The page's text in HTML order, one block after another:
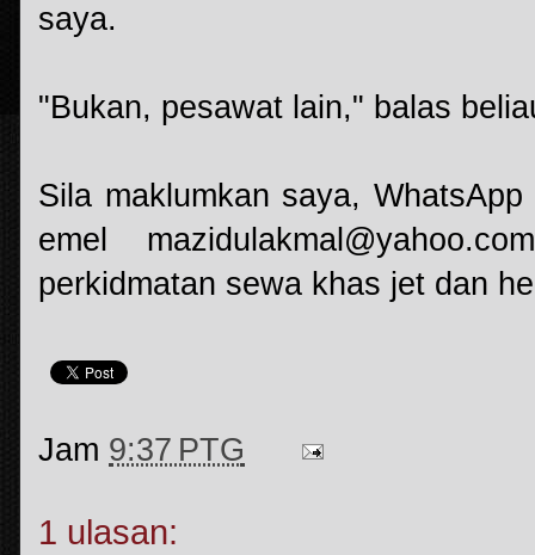
saya.
"Bukan, pesawat lain," balas
Sila maklumkan saya,
emel
perkidmatan sewa khas jet dan
Jam 9:37 PTG
1 ulasan: